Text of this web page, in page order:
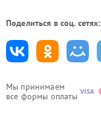
Мы принимаем
все формы оплаты
Поделиться в соц. сетях: